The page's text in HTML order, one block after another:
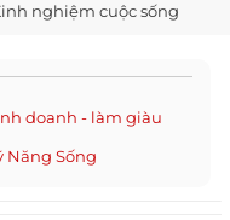
nghiệm cuộc sống
doanh - làm giàu
Năng Sống